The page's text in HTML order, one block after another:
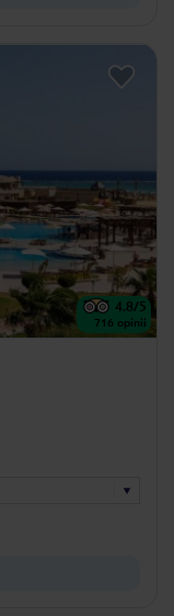
4.8/5
716 opinii